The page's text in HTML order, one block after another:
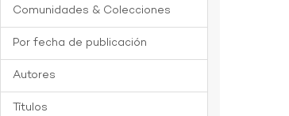
Comunidades & Colecciones
Por fecha de publicación
Autores
Títulos